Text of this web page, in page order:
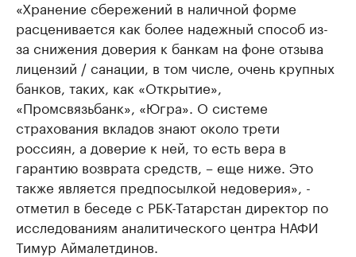
«Хранение сбережений в наличной форме
расценивается как более надежный способ из-
за снижения доверия к банкам на фоне отзыва
лицензий / санации, в том числе, очень крупных
банков, таких, как «Открытие»,
«Промсвязьбанк», «Югра». О системе
страхования вкладов знают около трети
россиян, а доверие к ней, то есть вера в
гарантию возврата средств, – еще ниже. Это
также является предпосылкой недоверия», -
отметил в беседе с РБК-Татарстан директор по
исследованиям аналитического центра НАФИ
Тимур Аймалетдинов.